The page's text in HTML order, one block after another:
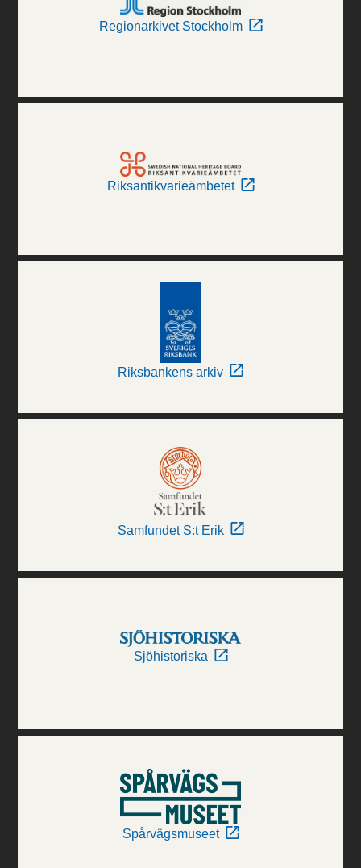
Regionarkivet Stockholm
Riksantikvarieämbetet
Riksbankens arkiv
Samfundet S:t Erik
Sjöhistoriska
Spårvägsmuseet